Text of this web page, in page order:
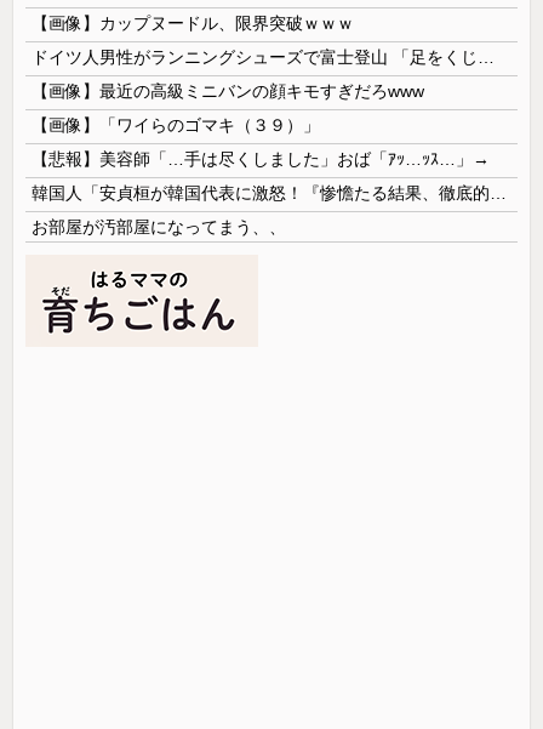
【画像】カップヌードル、限界突破ｗｗｗ
【画像】最近の高級ミニバンの顔キモすぎだろwww
【画像】「ワイらのゴマキ（３９）」
【悲報】美容師「…手は尽くしました」おば「ｱｯ…ｯｽ…」→
お部屋が汚部屋になってまう、、